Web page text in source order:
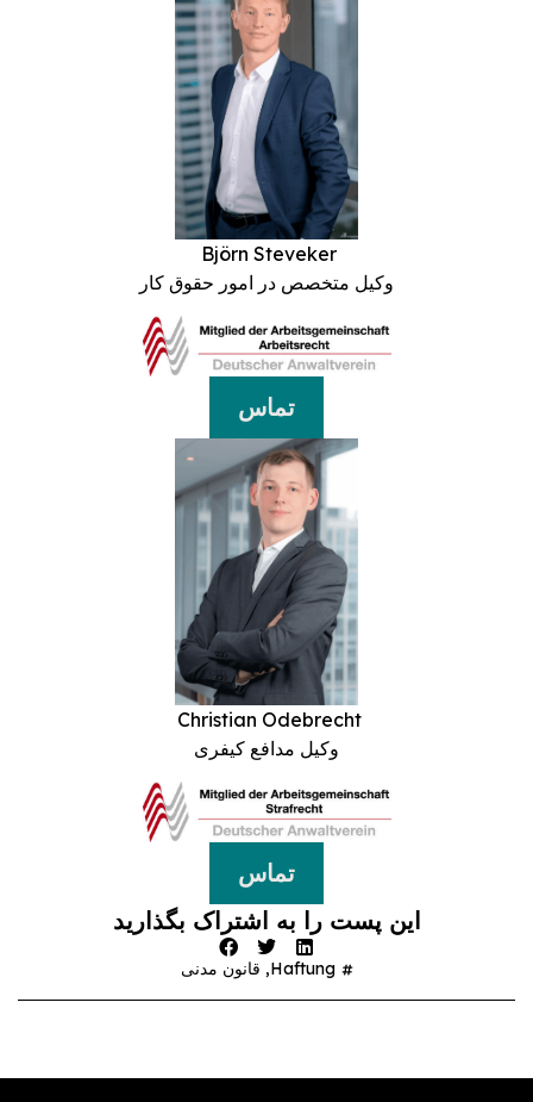
Björn Steveker
وکیل متخصص در امور حقوق کار
تماس
Christian Odebrecht
وکیل مدافع کیفری
تماس
این پست را به اشتراک بگذارید
Haftung
, قانون مدنی